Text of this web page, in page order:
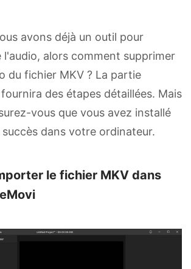
avons déjà un outil pour
alors comment supprimer
du fichier MKV ? La partie
des étapes détaillées. Mais
vous que vous avez installé
dans votre ordinateur.
le fichier MKV dans